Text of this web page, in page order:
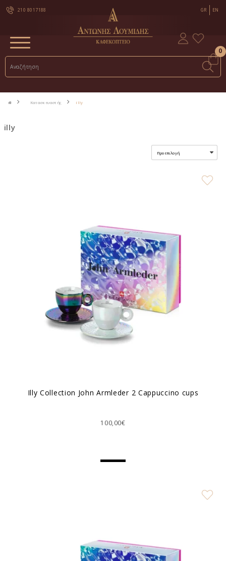
210 8017188 GR EN
0
Κατασκευαστής illy
illy
Illy Collection John Armleder 2 Cappuccino cups
100,00€